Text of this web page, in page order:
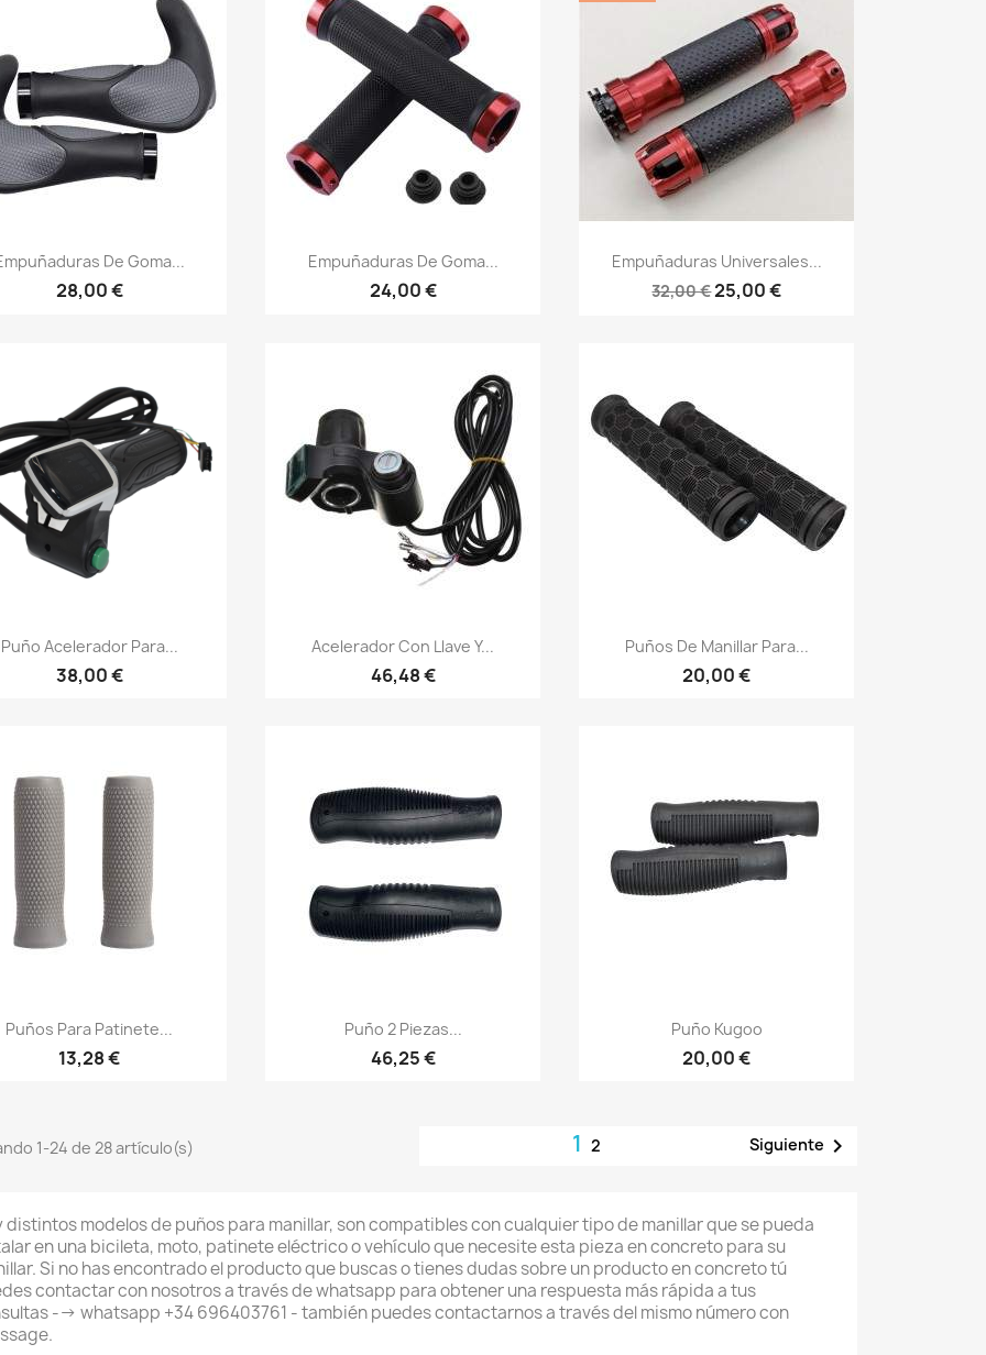
Vista rápida
De Goma...
28,00 €
Vista rápida
Empuñaduras De Goma...
24,00 €
Vista rápida
Empuñaduras Universales...
32,00 €25,00 €
Vista rápida
Puño Acelerador Para...
38,00 €
Vista rápida
Acelerador Con Llave Y...
46,48 €
Vista rápida
Puños De Manillar Para...
20,00 €
Vista rápida
Puños Para Patinete...
13,28 €
Vista rápida
Puño 2 Piezas...
46,25 €
Vista rápida
Puño Kugoo
20,00 €
1-24 de 28 artículo(s) 12 Siguiente 
distintos modelos de puños para manillar, son compatibles con cualquier tipo de manillar que se pueda
en una bicileta, moto, patinete eléctrico o vehículo que necesite esta pieza en concreto para su
Si no has encontrado el producto que buscas o tienes dudas sobre un producto en concreto tú
contactar con nosotros a través de whatsapp para obtener una respuesta más rápida a tus
--> whatsapp +34 696403761 - también puedes contactarnos a través del mismo número con